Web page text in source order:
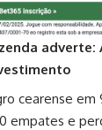
adverte:
cearense em
empates e